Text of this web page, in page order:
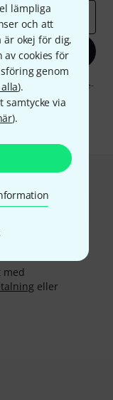
lämpliga
och att
är okej för dig,
cookies för
genom
).
samtycke via
).
jag till att ta emot e-
Du finner mer
.
med
eller